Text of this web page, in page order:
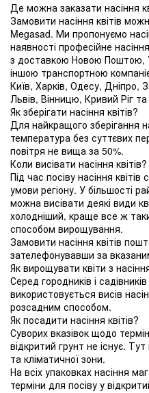
Де можна заказати насіння
Замовити насіння квітів
Megasad. Ми пропонуємо
наявності професійне насіння
з доставкою Новою Поштою,
іншою транспортною
Київ, Харків, Одесу, Дніпро,
Львів, Вінницю, Кривий Ріг та
Як зберігати насіння квітів?
Для найкращого зберігання
температура без суттєвих
повітря не вища за 50%.
Коли висівати насіння квітів?
Під час посіву насіння квітів
умови регіону. У більшості
можна висівати деякі види
холодніший, краще все ж
способом вирощування.
Замовити насіння квітів
зателефонувавши за
Як вирощувати квіти з
Серед городників і
використовується висів
розсадним способом.
Як посадити насіння квітів?
Суворих вказівок щодо
відкритий грунт не існує.
та кліматичної зони.
На всіх упаковках насіння
терміни для посіву у